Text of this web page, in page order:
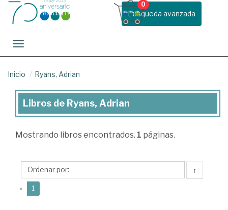
Busqueda avanzada
0
Toggle navigation
Inicio Ryans, Adrian
Libros
Ryans,
Libros de Ryans, Adrian
Mostrando libros encontrados. 1 páginas.
↑
« 1